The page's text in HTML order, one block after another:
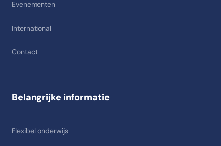
Evenementen
International
Contact
Belangrijke informatie
Flexibel onderwijs